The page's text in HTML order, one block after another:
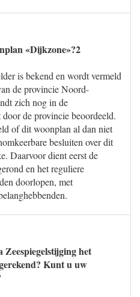
«Dijkzone»?2
is bekend en wordt vermeld
de provincie Noord-
zich nog in de
de provincie beoordeeld.
of dit woonplan al dan niet
besluiten over dit
Daarvoor dient eerst de
en het reguliere
doorlopen, met
het
Kunt u uw